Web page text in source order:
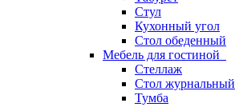
Стул
Кухонный угол
Стол обеденный
Мебель для гостиной
Стеллаж
Стол журнальный
Тумба